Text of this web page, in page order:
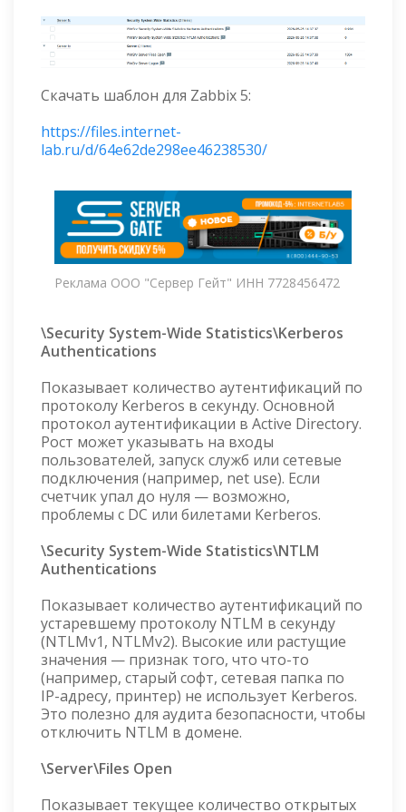
Скачать шаблон для Zabbix 5:
https://files.internet-
lab.ru/d/64e62de298ee46238530/
Реклама ООО "Сервер Гейт" ИНН 7728456472
\Security System-Wide Statistics\Kerberos
Authentications
Показывает количество аутентификаций по
протоколу Kerberos в секунду. Основной
протокол аутентификации в Active Directory.
Рост может указывать на входы
пользователей, запуск служб или сетевые
подключения (например, net use). Если
счетчик упал до нуля — возможно,
проблемы с DC или билетами Kerberos.
\Security System-Wide Statistics\NTLM
Authentications
Показывает количество аутентификаций по
устаревшему протоколу NTLM в секунду
(NTLMv1, NTLMv2). Высокие или растущие
значения — признак того, что что-то
(например, старый софт, сетевая папка по
IP-адресу, принтер) не использует Kerberos.
Это полезно для аудита безопасности, чтобы
отключить NTLM в домене.
\Server\Files Open
Показывает текущее количество открытых